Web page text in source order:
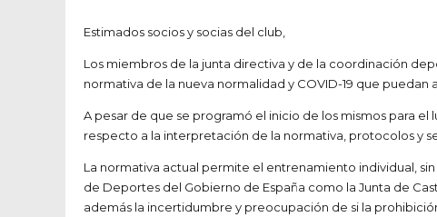
Estimados socios y socias del club,
Los miembros de la junta directiva y de la coordinación
normativa de la nueva normalidad y COVID-19 que puedan
A pesar de que se programó el inicio de los mismos para
respecto a la interpretación de la normativa, protocolos y
La normativa actual permite el entrenamiento individual,
de Deportes del Gobierno de España como la Junta de
además la incertidumbre y preocupación de si la